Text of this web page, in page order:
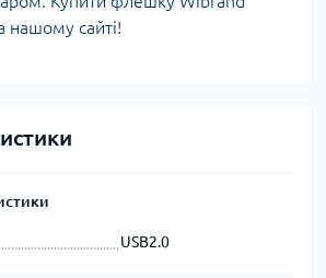
нашому сайті!
USB2.0